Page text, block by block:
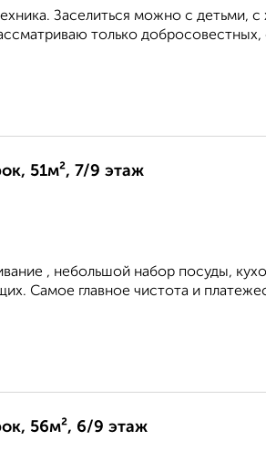
Заселиться можно с детьми,
только добросовестных,
51м², 7/9 этаж
, небольшой набор посуды,
Самое главное чистота и
56м², 6/9 этаж